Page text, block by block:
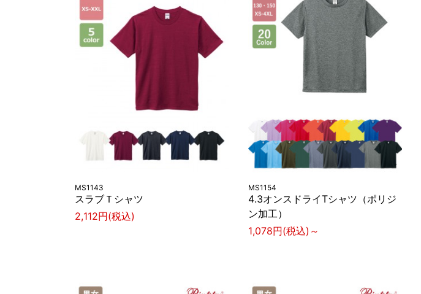
MS1143
スラブＴシャツ
2,112円(税込)
MS1154
4.3オンスドライTシャツ（ポリジ
ン加工）
1,078円(税込)～